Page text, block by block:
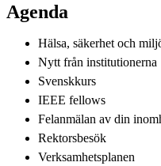
Agenda
Hälsa, säkerhet och
Nytt från institutionerna
Svenskkurs
IEEE fellows
Felanmälan av din
Rektorsbesök
Verksamhetsplanen